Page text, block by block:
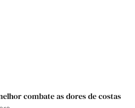
combate as dores de costas